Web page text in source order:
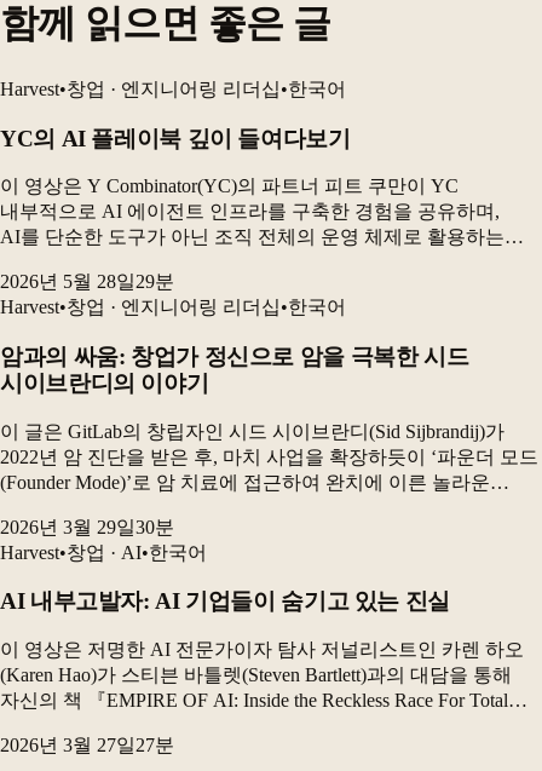
함께 읽으면 좋은 글
Harvest•창업 · 엔지니어링 리더십•한국어
YC의 AI 플레이북 깊이 들여다보기
이 영상은 Y Combinator(YC)의 파트너 피트 쿠만이 YC
내부적으로 AI 에이전트 인프라를 구축한 경험을 공유하며,
AI를 단순한 도구가 아닌 조직 전체의 운영 체제로 활용하는
권한을 부여한 것이 얼마나 큰 변화를 가져왔...
2026년 5월 28일29분
Harvest•창업 · 엔지니어링 리더십•한국어
암과의 싸움: 창업가 정신으로 암을 극복한 시드
시이브란디의 이야기
이 글은 GitLab의 창립자인 시드 시이브란디(Sid Sijbrandij)가
2022년 암 진단을 받은 후, 마치 사업을 확장하듯이 ‘파운더 모드
(Founder Mode)’로 암 치료에 접근하여 완치에 이른 놀라운
개발, 그...
2026년 3월 29일30분
Harvest•창업 · AI•한국어
AI 내부고발자: AI 기업들이 숨기고 있는 진실
이 영상은 저명한 AI 전문가이자 탐사 저널리스트인 카렌 하오
(Karen Hao)가 스티븐 바틀렛(Steven Bartlett)과의 대담을 통해
자신의 책 『EMPIRE OF AI: Inside the Reckless Race For Total
2026년 3월 27일27분